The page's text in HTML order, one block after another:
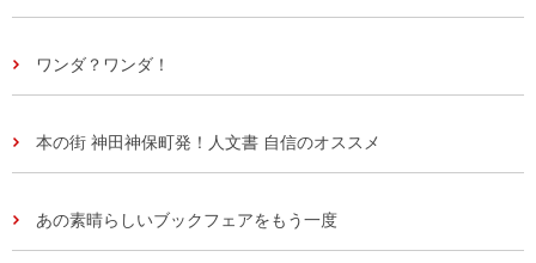
ワンダ？ワンダ！
本の街 神田神保町発！人文書 自信のオススメ
あの素晴らしいブックフェアをもう一度